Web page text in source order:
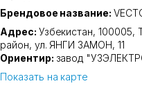
Брендовое название:
Адрес: Узбекистан, 100005,
район, ул. ЯНГИ ЗАМОН, 11
Ориентир: завод
Показать на карте